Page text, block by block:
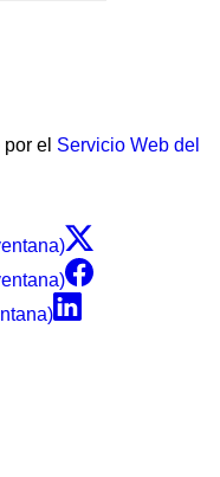
el Servicio Web del